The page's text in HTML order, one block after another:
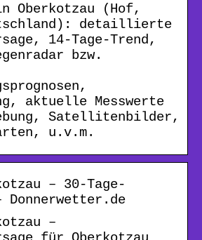
Oberkotzau (Hof,
detaillierte
14-Tage-Trend,
bzw.
aktuelle Messwerte
Satellitenbilder,
u.v.m.
– 30-Tage-
Donnerwetter.de
–